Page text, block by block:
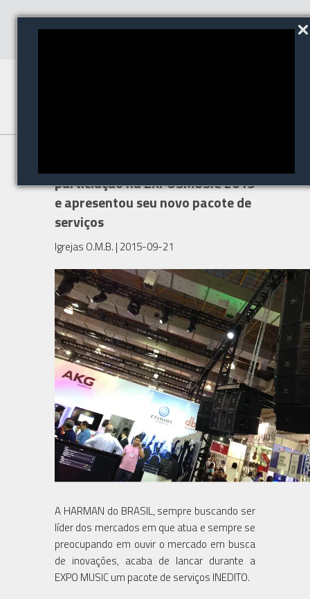
particiação na EXPOSMUSIC 2015
e apresentou seu novo pacote de
serviços
Igrejas O.M.B. | 2015-09-21
A HARMAN do BRASIL, sempre buscando ser
líder dos mercados em que atua e sempre se
preocupando em ouvir o mercado em busca
de inovações, acaba de lancar durante a
EXPO MUSIC um pacote de serviços INEDITO.